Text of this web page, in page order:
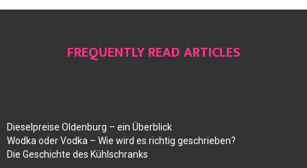
FREQUENTLY READ ARTICLES
Dieselpreise Oldenburg – ein Überblick
Wodka oder Vodka – Wie wird es richtig geschrieben?
Die Geschichte des Kühlschranks